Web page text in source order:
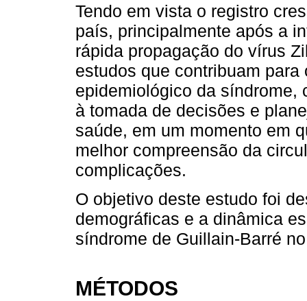
Tendo em vista o registro
país, principalmente após a
rápida propagação do vírus
estudos que contribuam
epidemiológico da síndrome,
à tomada de decisões e
saúde, em um momento em
melhor compreensão da
complicações.
O objetivo deste estudo foi
demográficas e a dinâmica
síndrome de Guillain-Barré
MÉTODOS